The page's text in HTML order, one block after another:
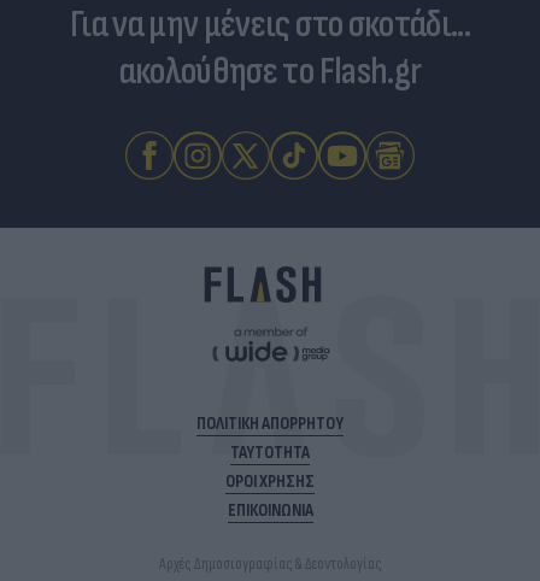
Για να μην μένεις στο σκοτάδι...
ακολούθησε το Flash.gr
ΠΟΛΙΤΙΚΗ ΑΠΟΡΡΗΤΟΥ
ΤΑΥΤΟΤΗΤΑ
ΟΡΟΙ ΧΡΗΣΗΣ
ΕΠΙΚΟΙΝΩΝΙΑ
Αρχές Δημοσιογραφίας & Δεοντολογίας